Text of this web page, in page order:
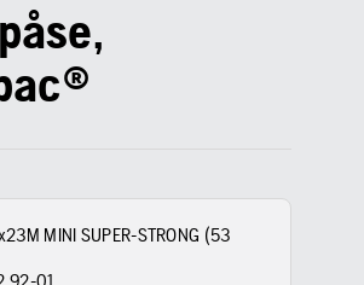
MINI SUPER-STRONG (53